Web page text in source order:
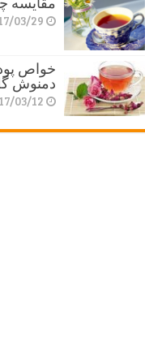
03/29
خواص
دمنوش
03/12